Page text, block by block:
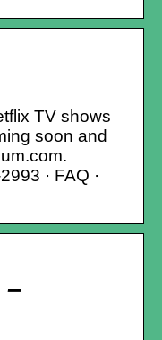
TV shows
soon and
· FAQ ·
–